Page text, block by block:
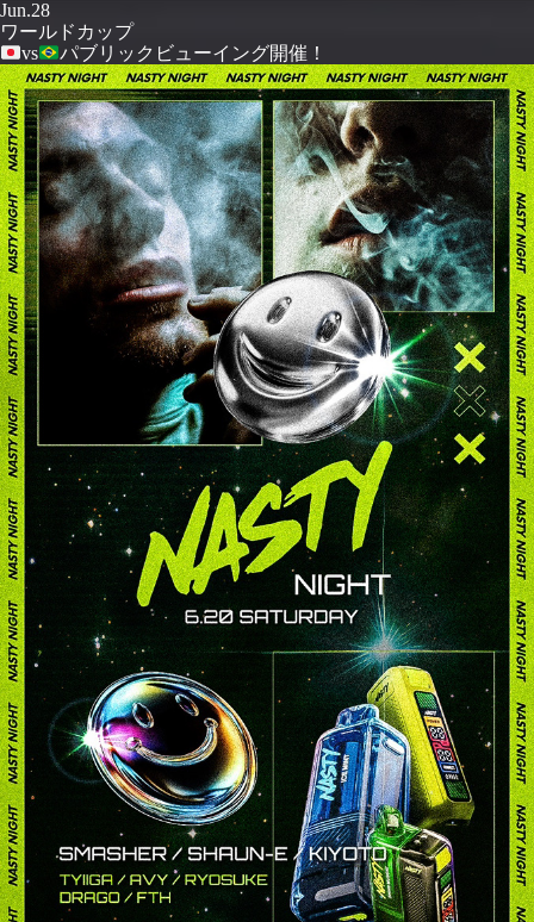
Jun.28
ワールドカップ
vs
パブリックビューイング開催！